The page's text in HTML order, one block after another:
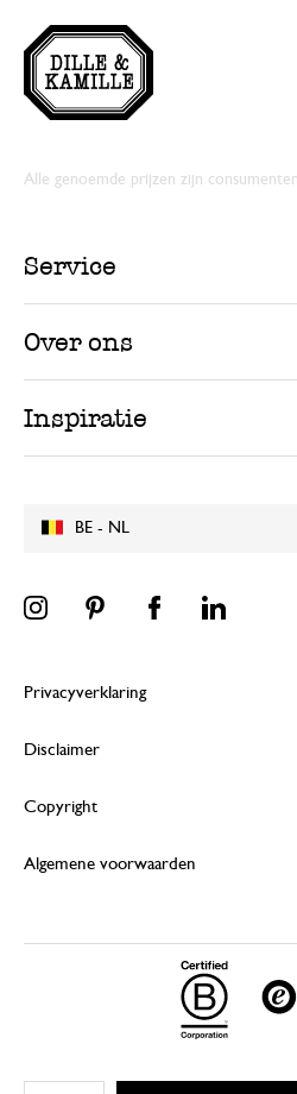
BE - NL
Alle genoemde prijzen zijn
Service
Over ons
Inspiratie
Privacyverklaring
Disclaimer
Copyright
Algemene voorwaarden
© 2026 Dille & Kamille